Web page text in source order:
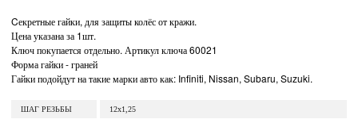
Cекретные гайки, для защиты колёс от кражи.
Цена указана за 1шт.
Ключ покупается отдельно. Артикул ключа 60021
Форма гайки - граней
Гайки подойдут на такие марки авто как: Infiniti, Nissan, Subaru, Suzuki.
ШАГ РЕЗЬБЫ 12x1,25